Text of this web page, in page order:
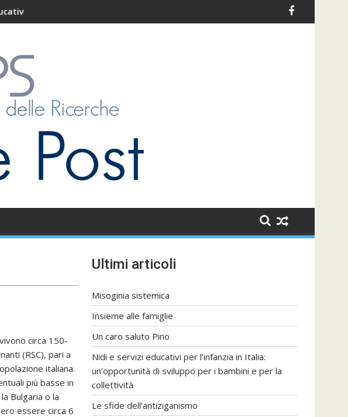
l’infanzia in Italia: un’opportunità di sviluppo per i bambini e per la collettività
circa 150-
(RSC), pari a
italiana.
più basse in
Bulgaria o la
essere circa 6
Ultimi articoli
Misoginia sistemica
Insieme alle famiglie
Un caro saluto Pino
Nidi e servizi educativi per l’infanzia in Italia:
un’opportunità di sviluppo per i bambini e per la
collettività
Le sfide dell’antiziganismo